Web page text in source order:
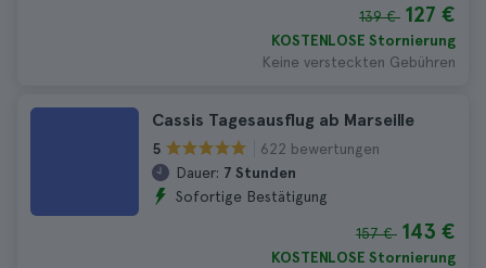
139 € 127 €
KOSTENLOSE Stornierung
Keine versteckten Gebühren
Cassis Tagesausflug ab Marseille
5
622 bewertungen
Dauer: 7 Stunden
Sofortige Bestätigung
157 € 143 €
KOSTENLOSE Stornierung